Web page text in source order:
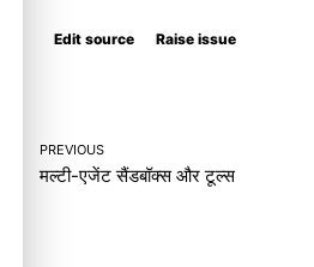
Edit source Raise issue
PREVIOUS
मल्टी-एजेंट सैंडबॉक्स और टूल्स